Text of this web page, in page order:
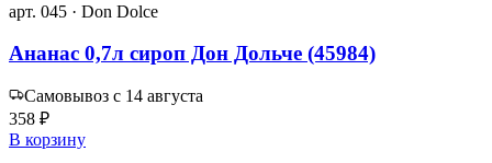
арт. 045 · Don Dolce
Ананас 0,7л сироп Дон Дольче (45984)
Самовывоз с 14 августа
358 ₽
В корзину